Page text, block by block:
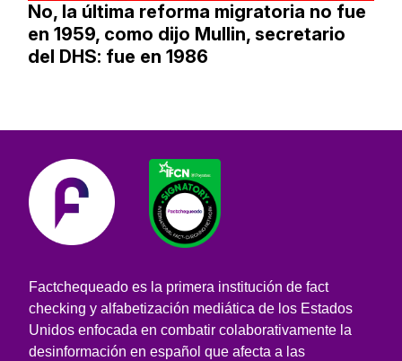
No, la última reforma migratoria no fue
en 1959, como dijo Mullin, secretario
del DHS: fue en 1986
Factchequeado es la primera institución de fact
checking y alfabetización mediática de los Estados
Unidos enfocada en combatir colaborativamente la
desinformación en español que afecta a las